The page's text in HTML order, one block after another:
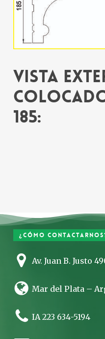
Vista
colocado
185:
¿Cómo
Av. Juan B. Justo
Mar del Plata –
IA 223 634-5194